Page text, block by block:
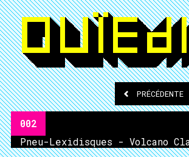
PRÉCÉDENTE
002
Pneu-Lexidisques - Volcano